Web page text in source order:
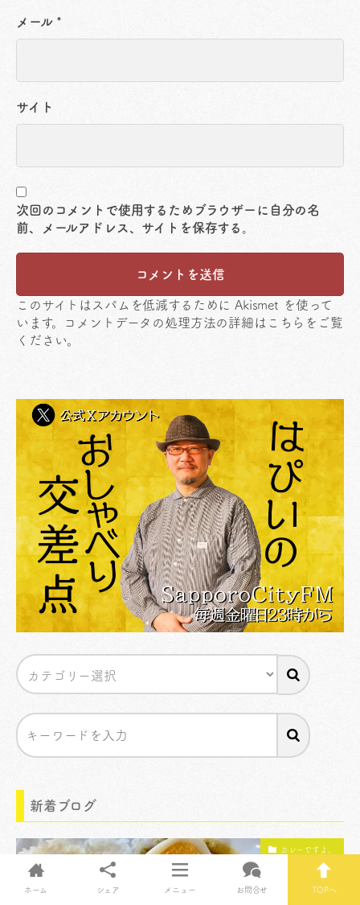
メール *
サイト
次回のコメントで使用するためブラウザーに自分の名
前、メールアドレス、サイトを保存する。
このサイトはスパムを低減するために Akismet を使って
います。
コメントデータの処理方法の詳細はこちらをご覧
ください。
新着ブログ
カレーですよ。
ホーム シェア メニュー お問合せ TOPへ